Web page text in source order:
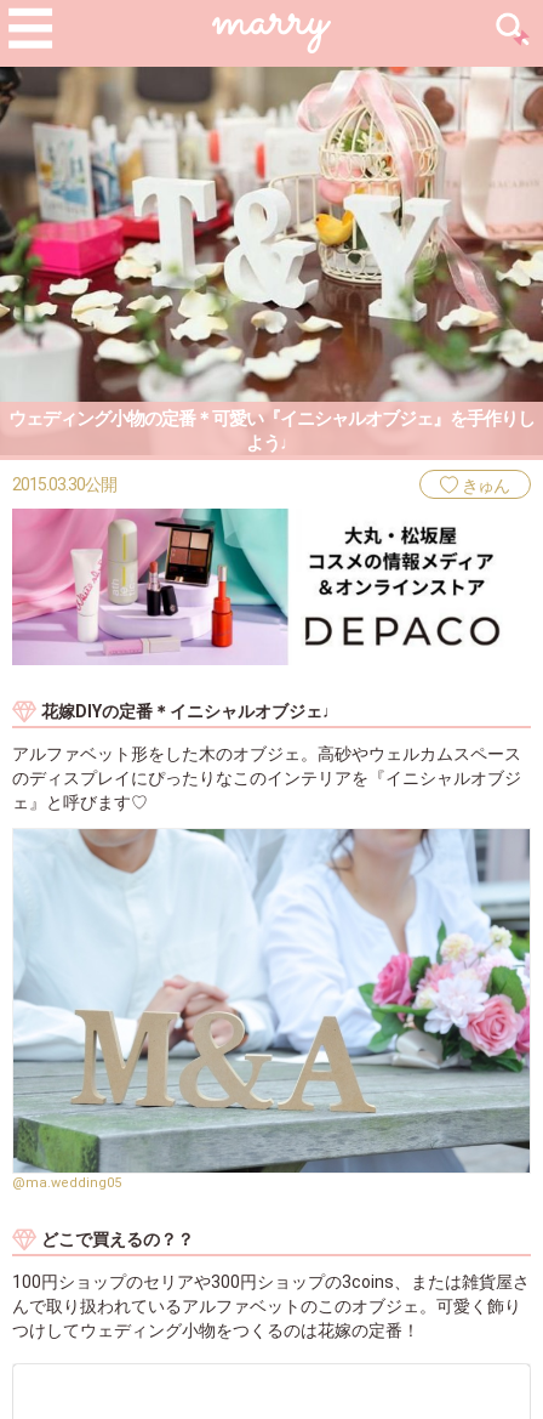
ウェディング小物の定番＊可愛い『イニシャルオブジェ』を手作りし
よう♩
2015.03.30公開 きゅん
花嫁DIYの定番＊イニシャルオブジェ♩
アルファベット形をした木のオブジェ。高砂やウェルカムスペース
のディスプレイにぴったりなこのインテリアを『イニシャルオブジ
ェ』と呼びます♡
@ma.wedding05
どこで買えるの？？
100円ショップのセリアや300円ショップの3coins、または雑貨屋さ
んで取り扱われているアルファベットのこのオブジェ。可愛く飾り
つけしてウェディング小物をつくるのは花嫁の定番！